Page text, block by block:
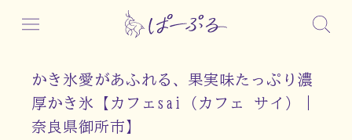
かき氷愛があふれる、果実味たっぷり濃
厚かき氷【カフェsai（カフェ サイ）｜
奈良県御所市】